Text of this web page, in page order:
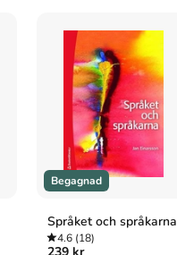
Begagnad
Språket och språkarna
4.6 (18)